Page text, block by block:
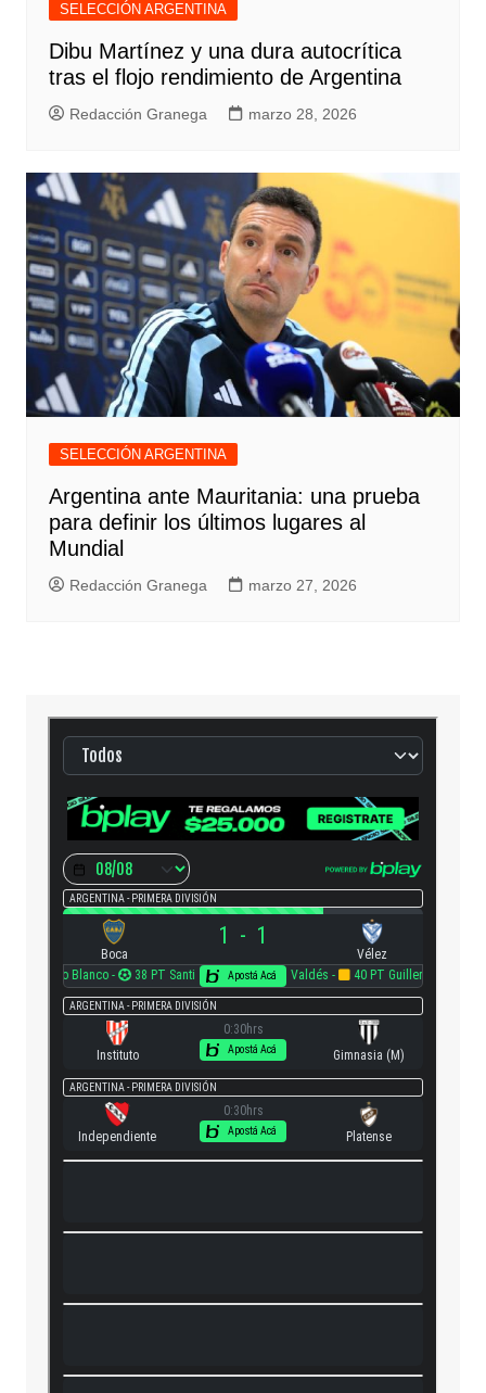
SELECCIÓN ARGENTINA
Dibu Martínez y una dura autocrítica
tras el flojo rendimiento de Argentina
Redacción Granega marzo 28, 2026
SELECCIÓN ARGENTINA
Argentina ante Mauritania: una prueba
para definir los últimos lugares al
Mundial
Redacción Granega marzo 27, 2026